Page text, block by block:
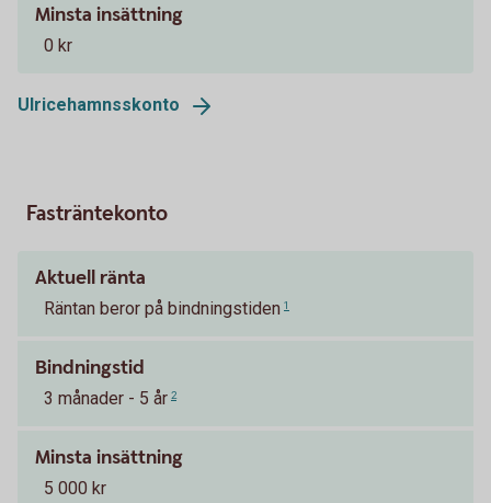
Minsta insättning
0 kr
Ulricehamnsskonto
Fasträntekonto
Aktuell ränta
Räntan beror på bindningstiden 1
Bindningstid
3 månader - 5 år 2
Minsta insättning
5 000 kr